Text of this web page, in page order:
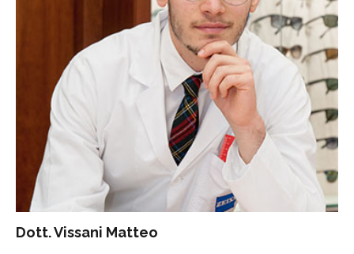
Dott. Vissani Matteo